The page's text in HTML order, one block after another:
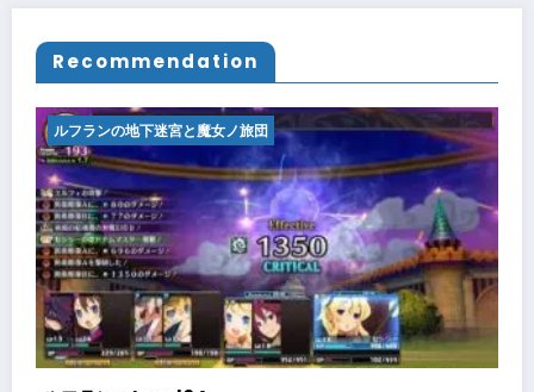
Recommendation
ルフランの地下迷宮と魔女ノ旅団